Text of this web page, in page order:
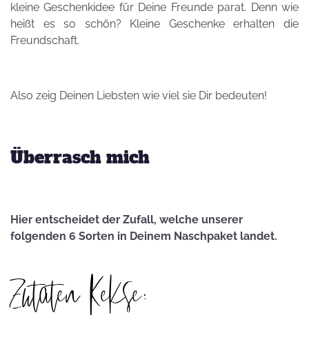
kleine Geschenkidee für Deine Freunde parat. Denn wie
heißt es so schön? Kleine Geschenke erhalten die
Freundschaft.
Also zeig Deinen Liebsten wie viel sie Dir bedeuten!
Überrasch mich
Hier entscheidet der Zufall, welche unserer
folgenden 6 Sorten in Deinem Naschpaket landet.
Zutaten Kekse: